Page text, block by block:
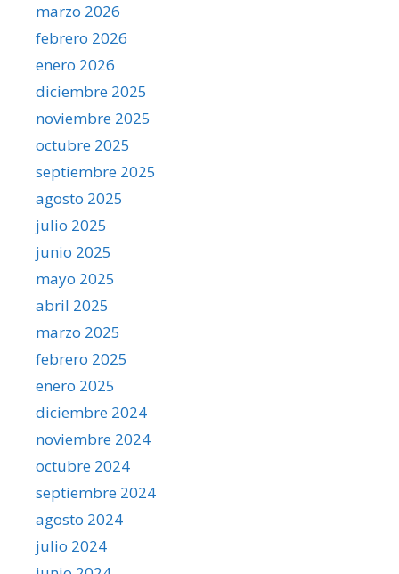
marzo 2026
febrero 2026
enero 2026
diciembre 2025
noviembre 2025
octubre 2025
septiembre 2025
agosto 2025
julio 2025
junio 2025
mayo 2025
abril 2025
marzo 2025
febrero 2025
enero 2025
diciembre 2024
noviembre 2024
octubre 2024
septiembre 2024
agosto 2024
julio 2024